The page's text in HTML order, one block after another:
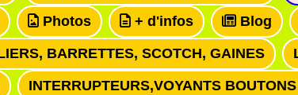
Photos + d'infos Blog
BARRETTES, SCOTCH, GAINES
INTERRUPTEURS,VOYANTS